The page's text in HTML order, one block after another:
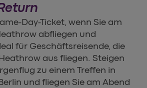
Day-Ticket, wenn Sie am
abfliegen und
für Geschäftsreisende, die
aus fliegen. Steigen
zu einem Treffen in
und fliegen Sie am Abend